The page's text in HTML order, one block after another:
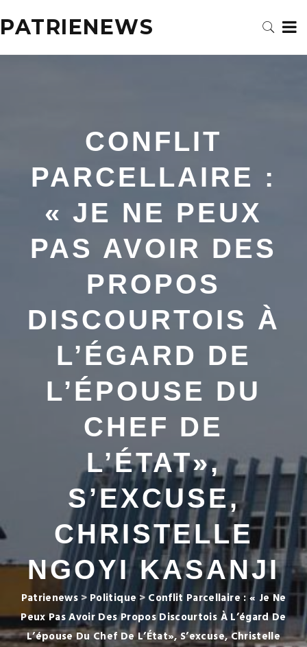
PATRIENEWS
CONFLIT
PARCELLAIRE :
« JE NE PEUX
PAS AVOIR DES
PROPOS
DISCOURTOIS À
L’ÉGARD DE
L’ÉPOUSE DU
CHEF DE
L’ÉTAT»,
S’EXCUSE,
CHRISTELLE
NGOYI KASANJI
Patrienews > Politique > Conflit Parcellaire : « Je Ne
Peux Pas Avoir Des Propos Discourtois À L’égard De
L’épouse Du Chef De L’État», S’excuse, Christelle